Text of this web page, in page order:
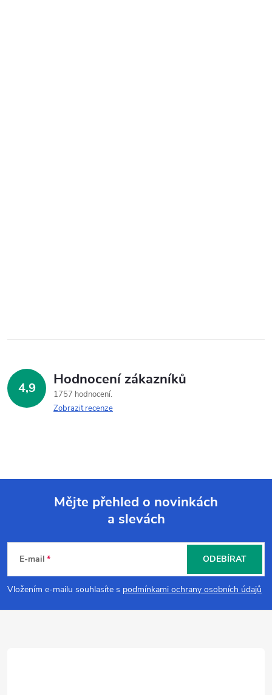
4,9 Hodnocení zákazníků
1757 hodnocení
Zobrazit recenze
p
a
Mějte přehled o novinkách
a slevách
E-mail
Vložením e-mailu souhlasíte s podmínkami ochrany osobních údajů
ODEBÍRAT